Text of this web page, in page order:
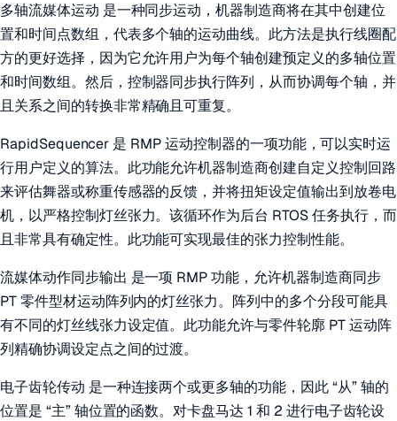
多轴流媒体运动 是一种同步运动，机器制造商将在其中创建位
置和时间点数组，代表多个轴的运动曲线。此方法是执行线圈配
方的更好选择，因为它允许用户为每个轴创建预定义的多轴位置
和时间数组。然后，控制器同步执行阵列，从而协调每个轴，并
且关系之间的转换非常精确且可重复。
RapidSequencer 是 RMP 运动控制器的一项功能，可以实时运
行用户定义的算法。此功能允许机器制造商创建自定义控制回路
来评估舞器或称重传感器的反馈，并将扭矩设定值输出到放卷电
机，以严格控制灯丝张力。该循环作为后台 RTOS 任务执行，而
且非常具有确定性。此功能可实现最佳的张力控制性能。
流媒体动作同步输出 是一项 RMP 功能，允许机器制造商同步
PT 零件型材运动阵列内的灯丝张力。阵列中的多个分段可能具
有不同的灯丝线张力设定值。此功能允许与零件轮廓 PT 运动阵
列精确协调设定点之间的过渡。
电子齿轮传动 是一种连接两个或更多轴的功能，因此 “从” 轴的
位置是 “主” 轴位置的函数。对卡盘马达 1 和 2 进行电子齿轮设